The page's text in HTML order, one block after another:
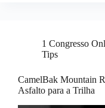
1 Congresso
Tips
CamelBak Mountain
Asfalto para a Trilha